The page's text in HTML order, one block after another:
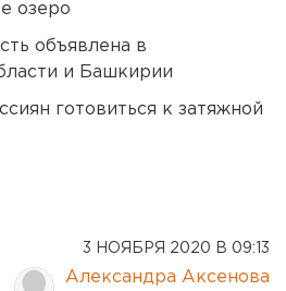
озеро
объявлена в
и Башкирии
готовиться к затяжной
3 НОЯБРЯ 2020 В 09:13
Александра Аксенова